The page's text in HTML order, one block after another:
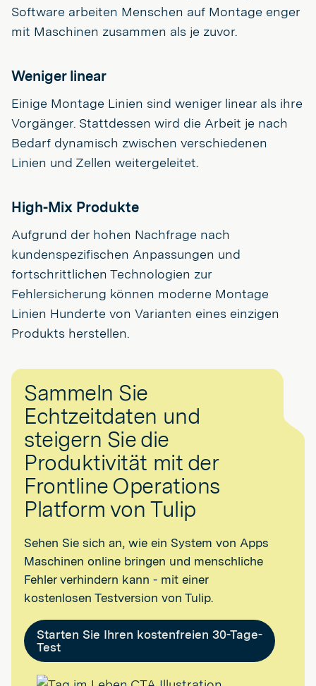
Software arbeiten Menschen auf Montage enger
mit Maschinen zusammen als je zuvor.
Weniger linear
Einige Montage Linien sind weniger linear als ihre
Vorgänger. Stattdessen wird die Arbeit je nach
Bedarf dynamisch zwischen verschiedenen
Linien und Zellen weitergeleitet.
High-Mix Produkte
Aufgrund der hohen Nachfrage nach
kundenspezifischen Anpassungen und
fortschrittlichen Technologien zur
Fehlersicherung können moderne Montage
Linien Hunderte von Varianten eines einzigen
Produkts herstellen.
Sammeln Sie
Echtzeitdaten und
steigern Sie die
Produktivität mit der
Frontline Operations
Platform von Tulip
Sehen Sie sich an, wie ein System von Apps
Maschinen online bringen und menschliche
Fehler verhindern kann - mit einer
kostenlosen Testversion von Tulip.
Starten Sie Ihren kostenfreien 30-Tage-
Test